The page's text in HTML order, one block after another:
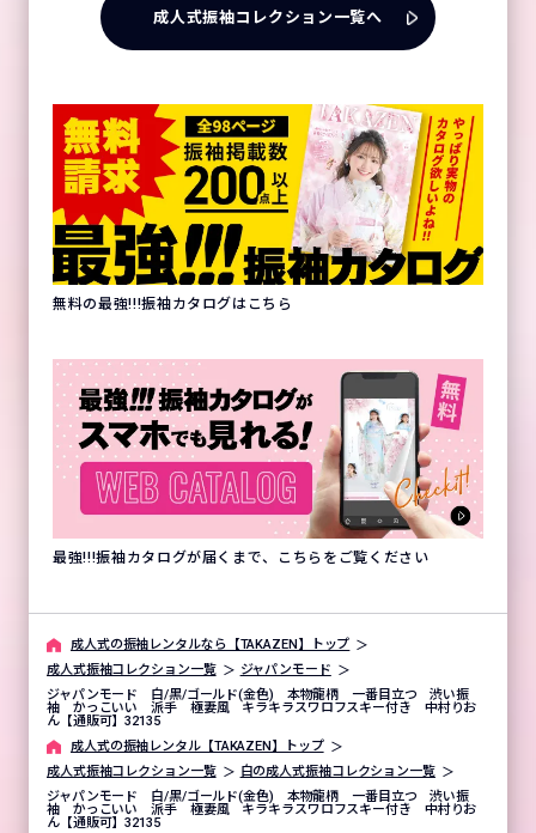
成人式振袖コレクション一覧へ
無料の最強!!!振袖カタログはこちら
最強!!!振袖カタログが届くまで、こちらをご覧ください
成⼈式の振袖レンタルなら【TAKAZEN】トップ
成人式振袖コレクション一覧
ジャパンモード
ジャパンモード 白/黒/ゴールド(金色) 本物龍柄 一番目立つ 渋い振
袖 かっこいい 派手 極妻風 キラキラスワロフスキー付き 中村りお
ん【通販可】32135
成⼈式の振袖レンタル【TAKAZEN】トップ
成人式振袖コレクション一覧
白の成人式振袖コレクション一覧
ジャパンモード 白/黒/ゴールド(金色) 本物龍柄 一番目立つ 渋い振
袖 かっこいい 派手 極妻風 キラキラスワロフスキー付き 中村りお
ん【通販可】32135